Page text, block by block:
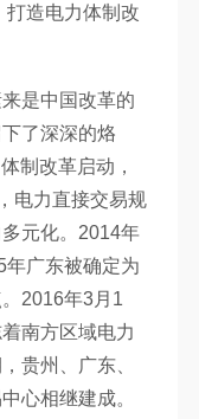
打造电力体制改
是中国改革的
了深深的烙
制改革启动，
电力直接交易规
元化。2014年
年广东被确定为
2016年3月1
南方区域电力
贵州、广东、
心相继建成。